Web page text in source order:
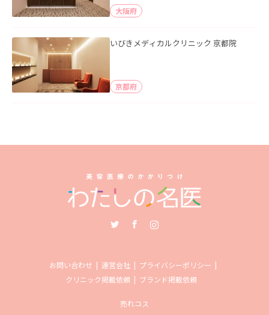
大阪府
いびきメディカルクリニック 京都院
京都府
お問い合わせ 運営会社
プライバシーポリシー
クリニック掲載依頼
ブランド掲載依頼
売れコス